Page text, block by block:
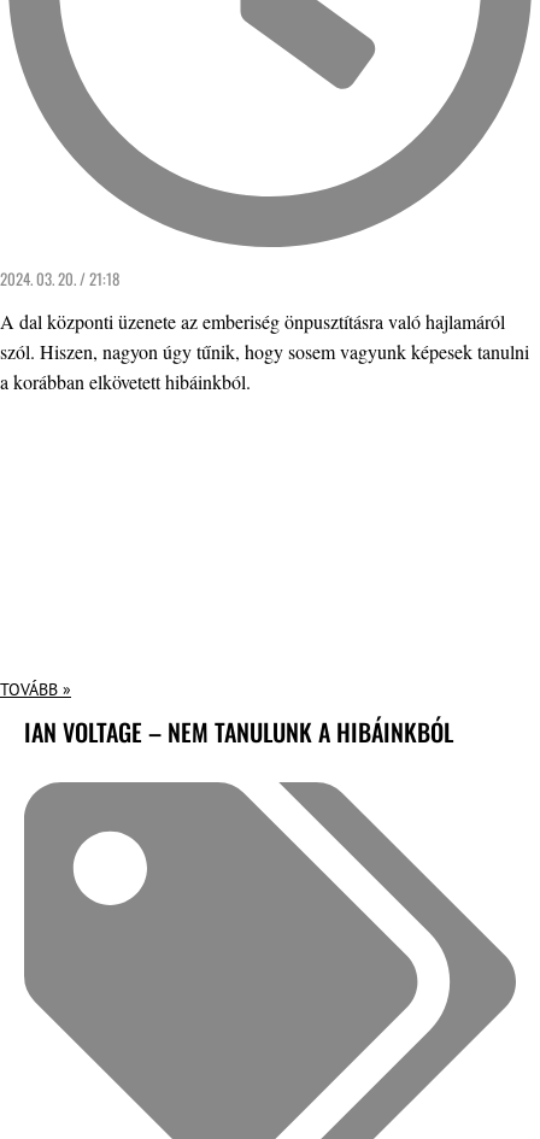
2024. 03. 20. / 21:18
A dal központi üzenete az emberiség önpusztításra való hajlamáról
szól. Hiszen, nagyon úgy tűnik, hogy sosem vagyunk képesek tanulni
a korábban elkövetett hibáinkból.
TOVÁBB »
IAN VOLTAGE – NEM TANULUNK A HIBÁINKBÓL